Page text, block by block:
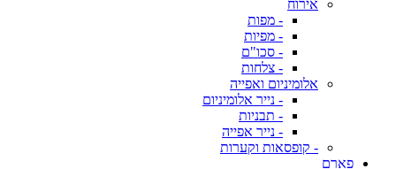
אירוח
- מפות
- מפיות
- סכו"ם
- צלחות
אלומיניום ואפייה
- נייר אלומיניום
- תבניות
- נייר אפייה
- קופסאות וקערות
פארם